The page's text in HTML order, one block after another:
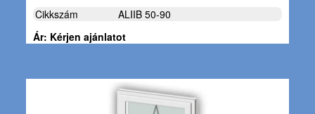
Cikkszám
ALIIB 50-90
Ár: Kérjen ajánlatot